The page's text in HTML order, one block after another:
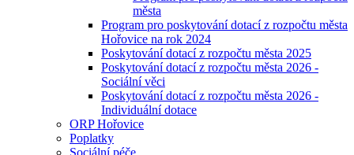
města
Program pro poskytování dotací z rozpočtu města
Hořovice na rok 2024
Poskytování dotací z rozpočtu města 2025
Poskytování dotací z rozpočtu města 2026 -
Sociální věci
Poskytování dotací z rozpočtu města 2026 -
Individuální dotace
ORP Hořovice
Poplatky
Sociální péče